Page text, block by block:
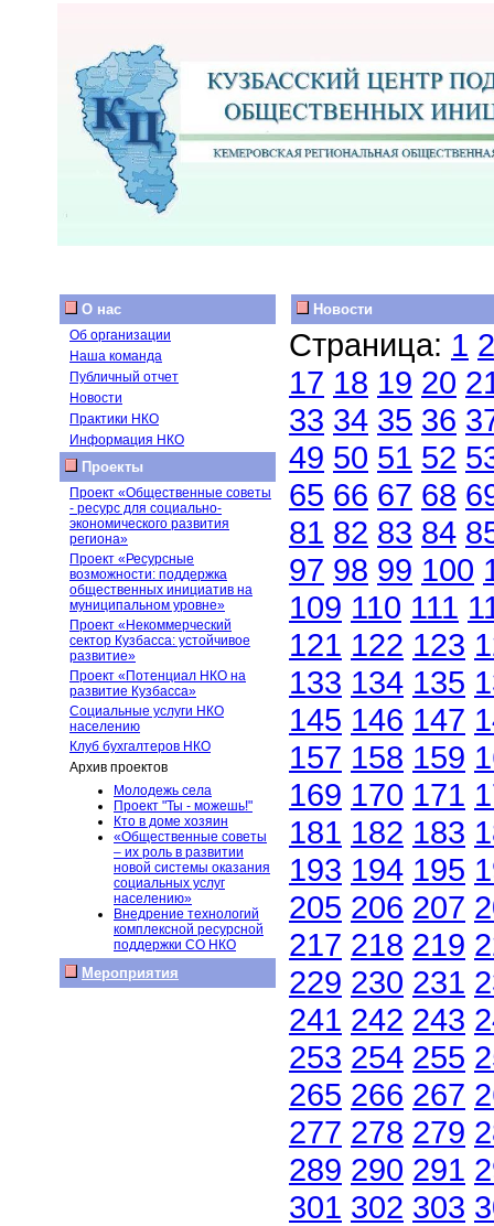
О нас
Об организации
Наша команда
Публичный отчет
Новости
Практики НКО
Информация НКО
Проекты
Проект «Общественные советы
- ресурс для социально-
экономического развития
региона»
Проект «Ресурсные
возможности: поддержка
общественных инициатив на
муниципальном уровне»
Проект «Некоммерческий
сектор Кузбасса: устойчивое
развитие»
Проект «Потенциал НКО на
развитие Кузбасса»
Социальные услуги НКО
населению
Клуб бухгалтеров НКО
Архив проектов
Молодежь села
Проект "Ты - можешь!"
Кто в доме хозяин
«Общественные советы
– их роль в развитии
новой системы оказания
социальных услуг
населению»
Внедрение технологий
комплексной ресурсной
поддержки СО НКО
Мероприятия
Новости
Страница: 1 2
17 18 19 20
33 34 35 36
49 50 51 52
65 66 67 68
81 82 83 84
97 98 99 100
109 110 111
121 122 123
133 134 135
145 146 147
157 158 159
169 170 171
181 182 183
193 194 195
205 206 207
217 218 219
229 230 231
241 242 243
253 254 255
265 266 267
277 278 279
289 290 291
301 302 303